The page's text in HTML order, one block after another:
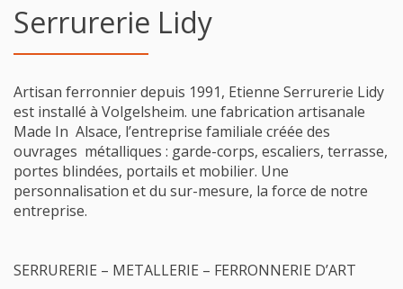
Serrurerie Lidy
Artisan ferronnier depuis 1991, Etienne Serrurerie Lidy
est installé à Volgelsheim. une fabrication artisanale
Made In Alsace, l’entreprise familiale créée des
ouvrages métalliques : garde-corps, escaliers, terrasse,
portes blindées, portails et mobilier. Une
personnalisation et du sur-mesure, la force de notre
entreprise.
SERRURERIE – METALLERIE – FERRONNERIE D’ART